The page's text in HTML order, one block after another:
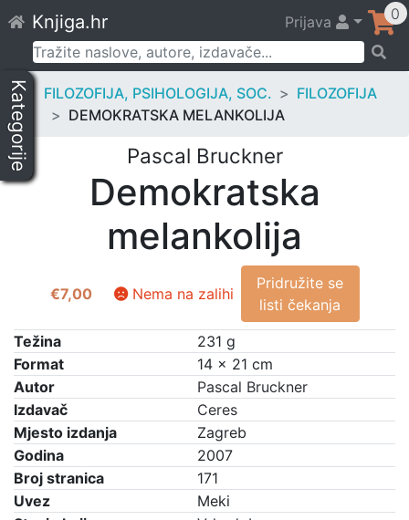
to
content
Knjiga.hr Prijava 0
Pretraži:
Kategorije FILOZOFIJA, PSIHOLOGIJA, SOC.
FILOZOFIJA
DEMOKRATSKA MELANKOLIJA
Pascal Bruckner
Demokratska
melankolija
€7,00 Nema na zalihi
Pridružite se
listi čekanja
Težina
231 g
Format
14 × 21 cm
Autor
Pascal Bruckner
Izdavač
Ceres
Mjesto izdanja
Zagreb
Godina
2007
Broj stranica
171
Uvez
Meki